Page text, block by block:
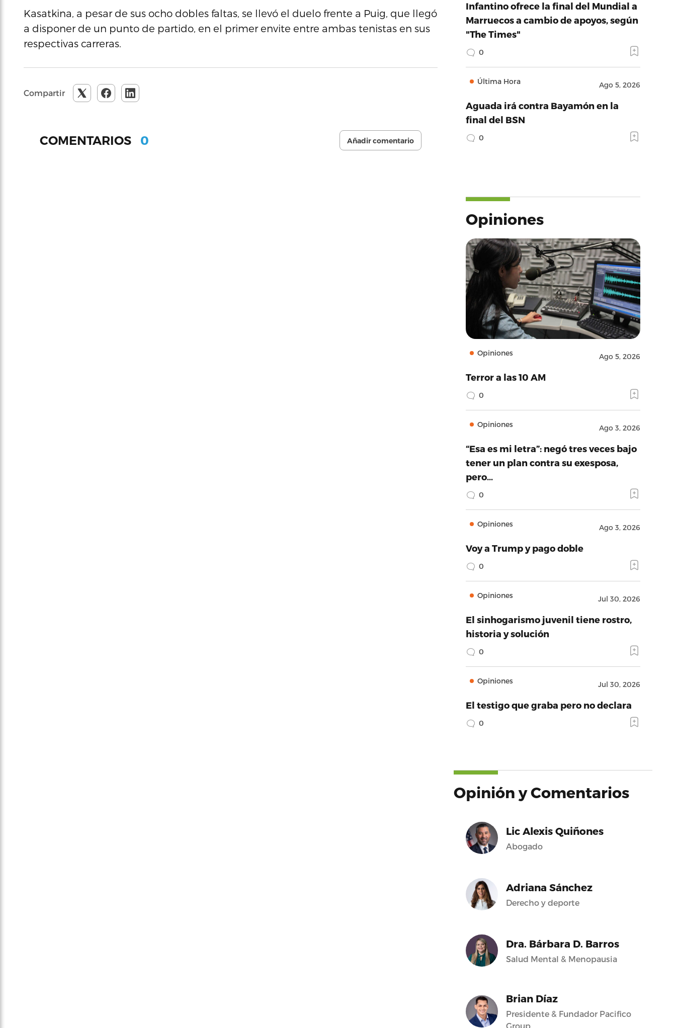
Kasatkina, a pesar de sus ocho dobles faltas, se llevó el duelo frente a Puig, que llegó
a disponer de un punto de partido, en el primer envite entre ambas tenistas en sus
respectivas carreras.
Compartir
COMENTARIOS 0 Añadir comentario
Infantino ofrece la final del Mundial a
Marruecos a cambio de apoyos, según
"The Times"
0
Última Hora Ago 5, 2026
Aguada irá contra Bayamón en la
final del BSN
0
Opiniones
Opiniones Ago 5, 2026
Terror a las 10 AM
0
Opiniones Ago 3, 2026
“Esa es mi letra”: negó tres veces bajo
tener un plan contra su exesposa,
pero…
0
Opiniones Ago 3, 2026
Voy a Trump y pago doble
0
Opiniones Jul 30, 2026
El sinhogarismo juvenil tiene rostro,
historia y solución
0
Opiniones Jul 30, 2026
El testigo que graba pero no declara
0
Opinión y Comentarios
Lic Alexis Quiñones
Abogado
Adriana Sánchez
Derecho y deporte
Dra. Bárbara D. Barros
Salud Mental & Menopausia
Brian Díaz
Presidente & Fundador Pacifico
Group